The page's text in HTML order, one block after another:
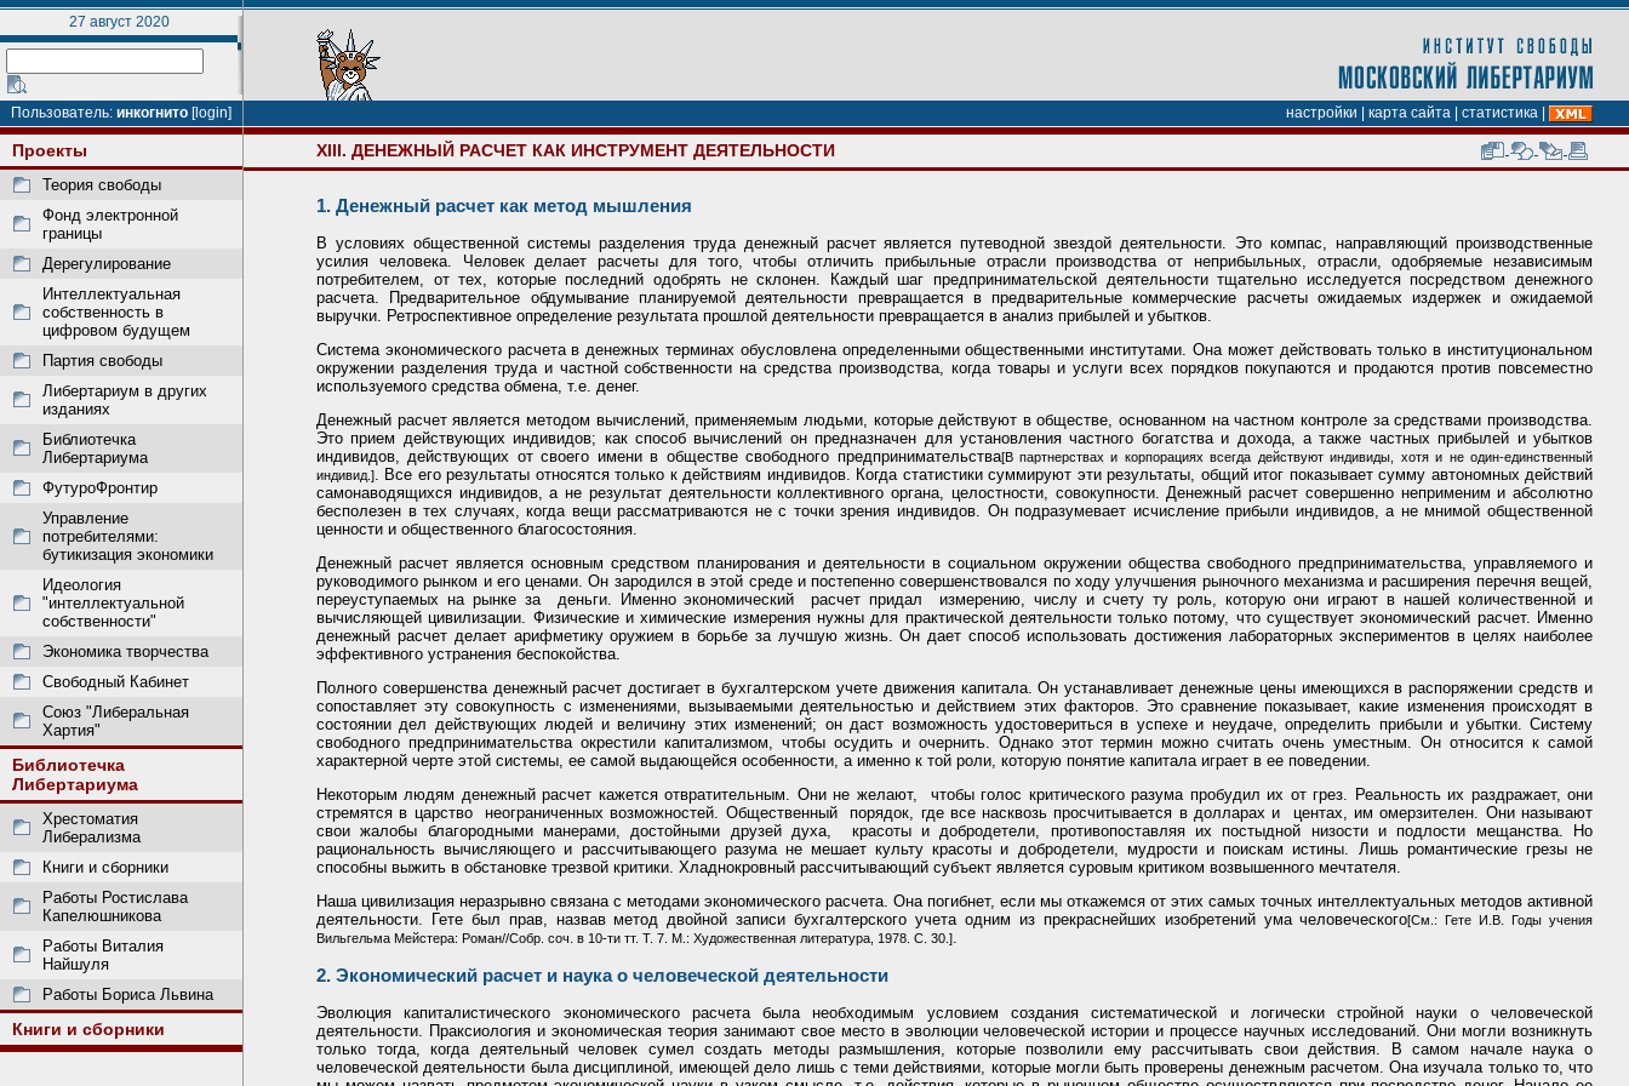
27 август 2020
Пользователь: инкогнито [login] настройки карта сайта статистика
Проекты
Теория свободы
Фонд электронной
границы
Дерегулирование
Интеллектуальная
собственность в
цифровом будущем
Партия свободы
Либертариум в других
изданиях
Библиотечка
Либертариума
ФутуроФронтир
Управление
потребителями:
бутикизация экономики
Идеология
"интеллектуальной
собственности"
Экономика творчества
Свободный Кабинет
Союз "Либеральная
Хартия"
Библиотечка
Либертариума
Хрестоматия
Либерализма
Книги и сборники
Работы Ростислава
Капелюшникова
Работы Виталия
Найшуля
Работы Бориса Львина
Книги и сборники
XIII. ДЕНЕЖНЫЙ РАСЧЕТ КАК ИНСТРУМЕНТ ДЕЯТЕЛЬНОСТИ
1. Денежный расчет как метод мышления
В условиях общественной системы разделения труда денежный расчет является путеводной звездой деятельности. Это компас, направляющий производственные
усилия человека. Человек делает расчеты для того, чтобы отличить прибыльные отрасли производства от неприбыльных, отрасли, одобряемые независимым
потребителем, от тех, которые последний одобрять не склонен. Каждый шаг предпринимательской деятельности тщательно исследуется посредством денежного
расчета. Предварительное обдумывание планируемой деятельности превращается в предварительные коммерческие расчеты ожидаемых издержек и ожидаемой
выручки. Ретроспективное определение результата прошлой деятельности превращается в анализ прибылей и убытков.
Система экономического расчета в денежных терминах обусловлена определенными общественными институтами. Она может действовать только в институциональном
окружении разделения труда и частной собственности на средства производства, когда товары и услуги всех порядков покупаются и продаются против повсеместно
используемого средства обмена, т.е. денег.
Денежный расчет является методом вычислений, применяемым людьми, которые действуют в обществе, основанном на частном контроле за средствами производства.
Это прием действующих индивидов; как способ вычислений он предназначен для установления частного богатства и дохода, а также частных прибылей и убытков
индивидов, действующих от своего имени в обществе свободного предпринимательства[В партнерствах и корпорациях всегда действуют индивиды, хотя и не один-единственный
индивид.]. Все его результаты относятся только к действиям индивидов. Когда статистики суммируют эти результаты, общий итог показывает сумму автономных действий
самонаводящихся индивидов, а не результат деятельности коллективного органа, целостности, совокупности. Денежный расчет совершенно неприменим и абсолютно
бесполезен в тех случаях, когда вещи рассматриваются не с точки зрения индивидов. Он подразумевает исчисление прибыли индивидов, а не мнимой общественной
ценности и общественного благосостояния.
Денежный расчет является основным средством планирования и деятельности в социальном окружении общества свободного предпринимательства, управляемого и
руководимого рынком и его ценами. Он зародился в этой среде и постепенно совершенствовался по ходу улучшения рыночного механизма и расширения перечня вещей,
переуступаемых на рынке за деньги. Именно экономический расчет придал измерению, числу и счету ту роль, которую они играют в нашей количественной и
вычисляющей цивилизации. Физические и химические измерения нужны для практической деятельности только потому, что существует экономический расчет. Именно
денежный расчет делает арифметику оружием в борьбе за лучшую жизнь. Он дает способ использовать достижения лабораторных экспериментов в целях наиболее
эффективного устранения беспокойства.
Полного совершенства денежный расчет достигает в бухгалтерском учете движения капитала. Он устанавливает денежные цены имеющихся в распоряжении средств и
сопоставляет эту совокупность с изменениями, вызываемыми деятельностью и действием этих факторов. Это сравнение показывает, какие изменения происходят в
состоянии дел действующих людей и величину этих изменений; он даст возможность удостовериться в успехе и неудаче, определить прибыли и убытки. Систему
свободного предпринимательства окрестили капитализмом, чтобы осудить и очернить. Однако этот термин можно считать очень уместным. Он относится к самой
характерной черте этой системы, ее самой выдающейся особенности, а именно к той роли, которую понятие капитала играет в ее поведении.
Некоторым людям денежный расчет кажется отвратительным. Они не желают, чтобы голос критического разума пробудил их от грез. Реальность их раздражает, они
стремятся в царство неограниченных возможностей. Общественный порядок, где все насквозь просчитывается в долларах и центах, им омерзителен. Они называют
свои жалобы благородными манерами, достойными друзей духа, красоты и добродетели, противопоставляя их постыдной низости и подлости мещанства. Но
рациональность вычисляющего и рассчитывающего разума не мешает культу красоты и добродетели, мудрости и поискам истины. Лишь романтические грезы не
способны выжить в обстановке трезвой критики. Хладнокровный рассчитывающий субъект является суровым критиком возвышенного мечтателя.
Наша цивилизация неразрывно связана с методами экономического расчета. Она погибнет, если мы откажемся от этих самых точных интеллектуальных методов активной
деятельности. Гете был прав, назвав метод двойной записи бухгалтерского учета одним из прекраснейших изобретений ума человеческого[См.: Гете И.В. Годы учения
Вильгельма Мейстера: Роман//Собр. соч. в 10-ти тт. Т. 7. М.: Художественная литература, 1978. С. 30.].
2. Экономический расчет и наука о человеческой деятельности
Эволюция капиталистического экономического расчета была необходимым условием создания систематической и логически стройной науки о человеческой
деятельности. Праксиология и экономическая теория занимают свое место в эволюции человеческой истории и процессе научных исследований. Они могли возникнуть
только тогда, когда деятельный человек сумел создать методы размышления, которые позволили ему рассчитывать свои действия. В самом начале наука о
человеческой деятельности была дисциплиной, имеющей дело лишь с теми действиями, которые могли быть проверены денежным расчетом. Она изучала только то, что